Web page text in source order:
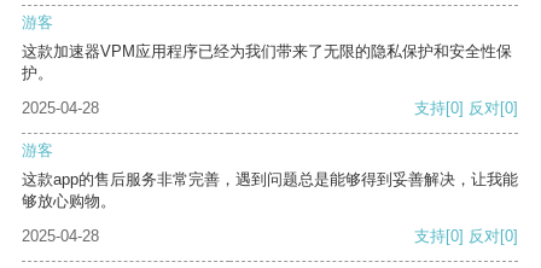
游客
这款加速器VPM应用程序已经为我们带来了无限的隐私保护和安全性保
护。
2025-04-28
支持[0] 反对[0]
游客
这款app的售后服务非常完善，遇到问题总是能够得到妥善解决，让我能
够放心购物。
2025-04-28
支持[0] 反对[0]